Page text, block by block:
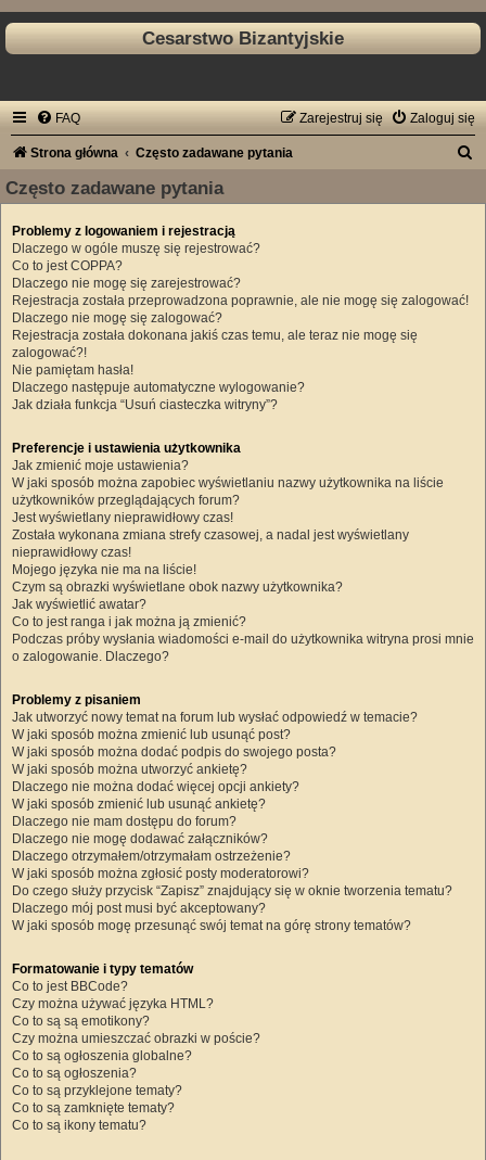
Cesarstwo Bizantyjskie
FAQ Zaloguj się
Zarejestruj się
Strona główna Często zadawane pytania
u
Często zadawane pytania
Problemy z logowaniem i rejestracją
Dlaczego w ogóle muszę się rejestrować?
Co to jest COPPA?
Dlaczego nie mogę się zarejestrować?
Rejestracja została przeprowadzona poprawnie, ale nie mogę się zalogować!
Dlaczego nie mogę się zalogować?
Rejestracja została dokonana jakiś czas temu, ale teraz nie mogę się
zalogować?!
Nie pamiętam hasła!
Dlaczego następuje automatyczne wylogowanie?
Jak działa funkcja “Usuń ciasteczka witryny”?
Preferencje i ustawienia użytkownika
Jak zmienić moje ustawienia?
W jaki sposób można zapobiec wyświetlaniu nazwy użytkownika na liście
użytkowników przeglądających forum?
Jest wyświetlany nieprawidłowy czas!
Została wykonana zmiana strefy czasowej, a nadal jest wyświetlany
nieprawidłowy czas!
Mojego języka nie ma na liście!
Czym są obrazki wyświetlane obok nazwy użytkownika?
Jak wyświetlić awatar?
Co to jest ranga i jak można ją zmienić?
Podczas próby wysłania wiadomości e-mail do użytkownika witryna prosi mnie
o zalogowanie. Dlaczego?
Problemy z pisaniem
Jak utworzyć nowy temat na forum lub wysłać odpowiedź w temacie?
W jaki sposób można zmienić lub usunąć post?
W jaki sposób można dodać podpis do swojego posta?
W jaki sposób można utworzyć ankietę?
Dlaczego nie można dodać więcej opcji ankiety?
W jaki sposób zmienić lub usunąć ankietę?
Dlaczego nie mam dostępu do forum?
Dlaczego nie mogę dodawać załączników?
Dlaczego otrzymałem/otrzymałam ostrzeżenie?
W jaki sposób można zgłosić posty moderatorowi?
Do czego służy przycisk “Zapisz” znajdujący się w oknie tworzenia tematu?
Dlaczego mój post musi być akceptowany?
W jaki sposób mogę przesunąć swój temat na górę strony tematów?
Formatowanie i typy tematów
Co to jest BBCode?
Czy można używać języka HTML?
Co to są są emotikony?
Czy można umieszczać obrazki w poście?
Co to są ogłoszenia globalne?
Co to są ogłoszenia?
Co to są przyklejone tematy?
Co to są zamknięte tematy?
Co to są ikony tematu?